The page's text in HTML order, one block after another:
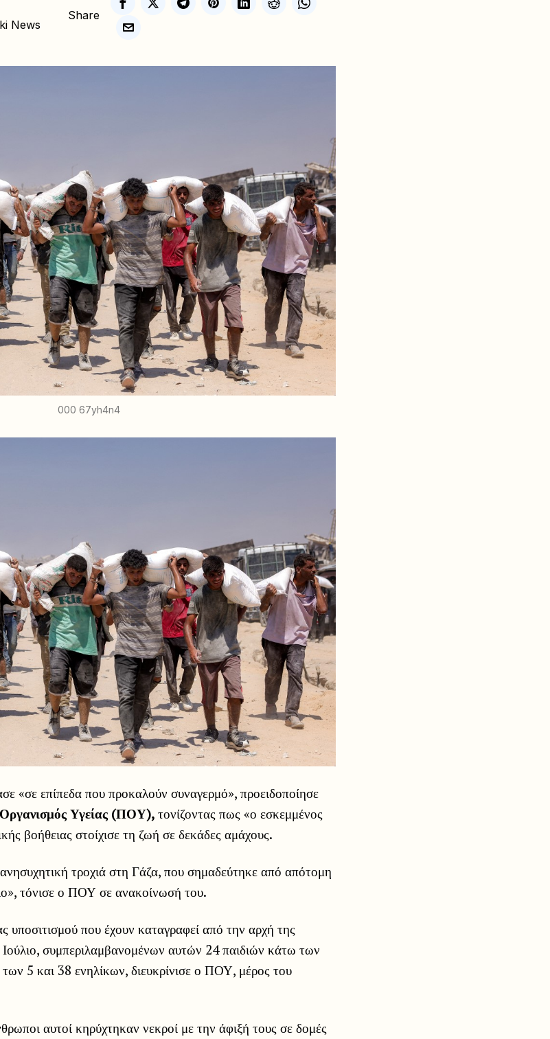
News
Share
000 67yh4n4
«σε επίπεδα που προκαλούν συναγερμό», προειδοποίησε
Υγείας (ΠΟΥ),τονίζοντας πως «ο εσκεμμένος
βοήθειας στοίχισε τη ζωή σε δεκάδες αμάχους.
τροχιά στη Γάζα, που σημαδεύτηκε από απότομη
τόνισε ο ΠΟΥ σε ανακοίνωσή του.
υποσιτισμού που έχουν καταγραφεί από την αρχή της
συμπεριλαμβανομένων αυτών 24 παιδιών κάτω των
5 και 38 ενηλίκων, διευκρίνισε ο ΠΟΥ, μέρος του
αυτοί κηρύχτηκαν νεκροί με την άφιξή τους σε δομές